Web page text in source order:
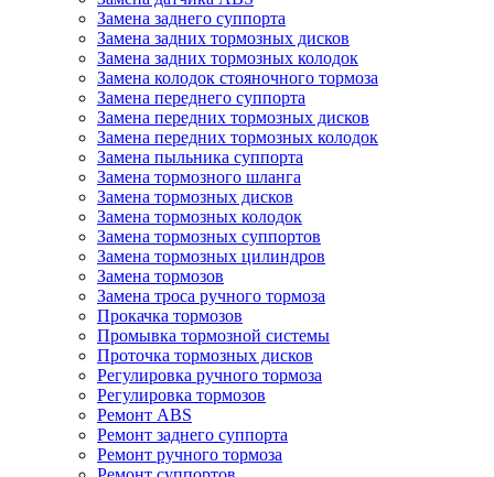
Замена заднего суппорта
Замена задних тормозных дисков
Замена задних тормозных колодок
Замена колодок стояночного тормоза
Замена переднего суппорта
Замена передних тормозных дисков
Замена передних тормозных колодок
Замена пыльника суппорта
Замена тормозного шланга
Замена тормозных дисков
Замена тормозных колодок
Замена тормозных суппортов
Замена тормозных цилиндров
Замена тормозов
Замена троса ручного тормоза
Прокачка тормозов
Промывка тормозной системы
Проточка тормозных дисков
Регулировка ручного тормоза
Регулировка тормозов
Ремонт ABS
Ремонт заднего суппорта
Ремонт ручного тормоза